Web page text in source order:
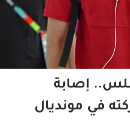
إصابة
في مونديال